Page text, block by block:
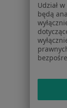
Udział
będą